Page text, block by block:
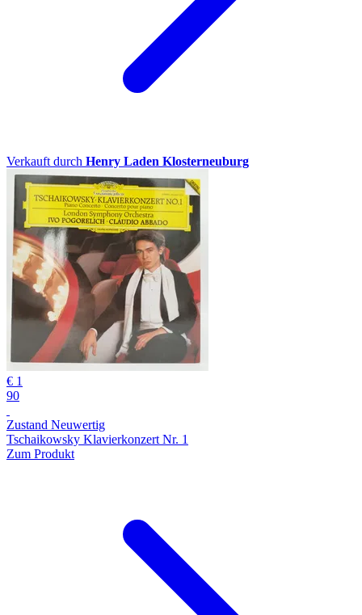
Verkauft durch Henry Laden Klosterneuburg
€ 1
90
Zustand Neuwertig
Tschaikowsky Klavierkonzert Nr. 1
Zum Produkt